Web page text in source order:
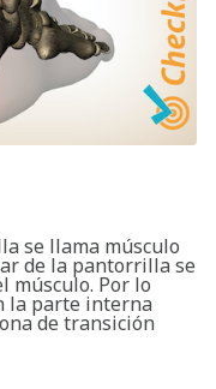
se llama músculo
de la pantorrilla se
músculo. Por lo
la parte interna
de transición